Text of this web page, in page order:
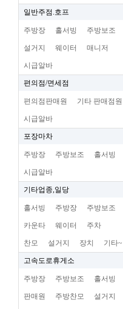
일반주점.호프
주방장 홀서빙 주방보조
설거지 웨이터 매니저
시급알바
편의점/면세점
편의점판매원 기타 판매점원
시급알바
포장마차
주방장 주방보조 홀서빙
시급알바
기타업종,일당
홀서빙 주방장 주방보조
카운타 웨이터 주차
찬모 설거지 장치 기타~
고속도로휴게소
주방장 주방보조 홀서빙
판매원 주방찬모 설거지